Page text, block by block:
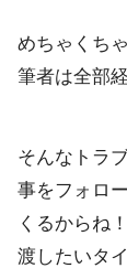
めちゃくち
筆者は全部
そんなトラ
事をフォロ
くるからね
渡したいタ